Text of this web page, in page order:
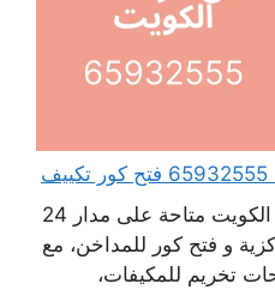
خدمات شركة قص خرسانة الكويت متاحة على مدار 24
و فتح كور للمداخن، مع
تخريم للمكيفات،